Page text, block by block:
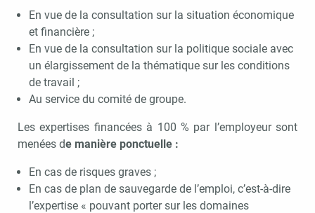
En vue de la consultation sur la situation économique
et financière ;
En vue de la consultation sur la politique sociale avec
un élargissement de la thématique sur les conditions
de travail ;
Au service du comité de groupe.
Les expertises financées à 100 % par l’employeur sont
menées de manière ponctuelle :
En cas de risques graves ;
En cas de plan de sauvegarde de l’emploi, c’est-à-dire
l’expertise « pouvant porter sur les domaines